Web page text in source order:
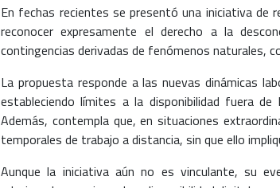
En fechas recientes se presentó una iniciativa de
reconocer expresamente el derecho a la
contingencias derivadas de fenómenos naturales,
La propuesta responde a las nuevas dinámicas
estableciendo límites a la disponibilidad fuera
Además, contempla que, en situaciones
temporales de trabajo a distancia, sin que ello
Aunque la iniciativa aún no es vinculante, su